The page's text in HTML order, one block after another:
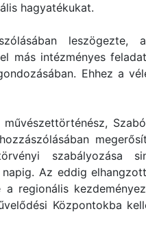
hagyatékukat.
más intézményes
Ehhez a
szabályozása
Az eddig
regionális
Központokba